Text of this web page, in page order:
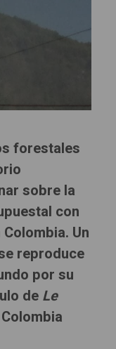
forestales
sobre la
con
Un
reproduce
por su
de Le